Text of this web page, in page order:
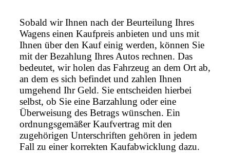
Sobald wir Ihnen nach der Beurteilung Ihres
Wagens einen Kaufpreis anbieten und uns mit
Ihnen über den Kauf einig werden, können Sie
mit der Bezahlung Ihres Autos rechnen. Das
bedeutet, wir holen das Fahrzeug an dem Ort ab,
an dem es sich befindet und zahlen Ihnen
umgehend Ihr Geld. Sie entscheiden hierbei
selbst, ob Sie eine Barzahlung oder eine
Überweisung des Betrags wünschen. Ein
ordnungsgemäßer Kaufvertrag mit den
zugehörigen Unterschriften gehören in jedem
Fall zu einer korrekten Kaufabwicklung dazu.